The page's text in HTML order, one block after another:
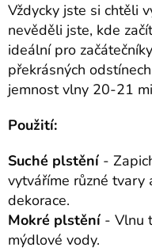
Vždycky jste si chtěli
nevěděli jste, kde
ideální pro
překrásných
jemnost vlny 20-21
Použití:
Suché plstění -
vytváříme různé tvary
dekorace.
Mokré plstění - Vlnu
mýdlové vody.